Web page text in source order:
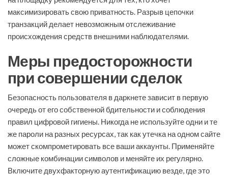
максимизировать свою приватность. Разрыв цепочки
транзакций делает невозможным отслеживание
происхождения средств внешними наблюдателями.
Меры предосторожности
при совершении сделок
Безопасность пользователя в даркнете зависит в первую
очередь от его собственной бдительности и соблюдения
правил цифровой гигиены. Никогда не используйте одни и те
же пароли на разных ресурсах, так как утечка на одном сайте
может скомпрометировать все ваши аккаунты. Применяйте
сложные комбинации символов и меняйте их регулярно.
Включите двухфакторную аутентификацию везде, где это